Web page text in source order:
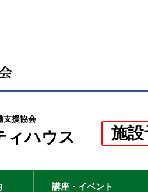
支援協会
ィハウス 施設
講座・イベント